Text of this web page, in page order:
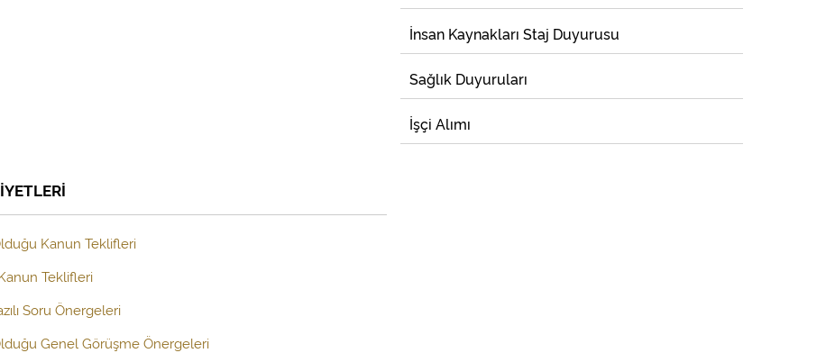
Kanun Teklifleri
Teklifleri
Soru Önergeleri
Genel Görüşme Önergeleri
İnsan Kaynakları Staj Duyurusu
Sağlık Duyuruları
İşçi Alımı